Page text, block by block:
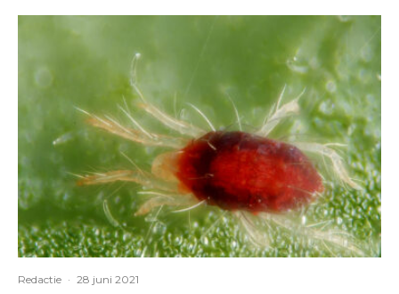
Redactie · 28 juni 2021